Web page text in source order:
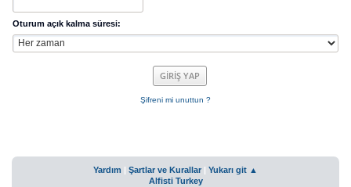
Oturum açık kalma süresi:
Şifreni mi unuttun ?
Yardım | Şartlar ve Kurallar | Yukarı git ▲
Alfisti Turkey